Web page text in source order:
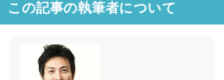
この記事の執筆者について